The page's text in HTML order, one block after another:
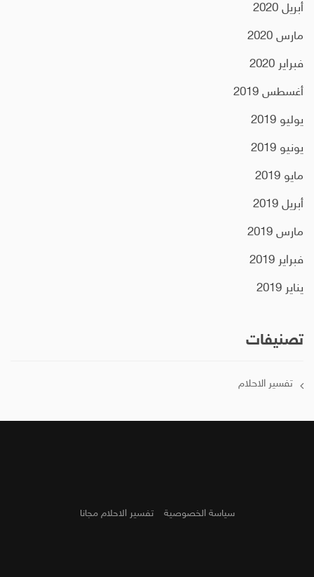
أبريل 2020
مارس 2020
فبراير 2020
أغسطس 2019
يوليو 2019
يونيو 2019
مايو 2019
أبريل 2019
مارس 2019
فبراير 2019
يناير 2019
تصنيفات
تفسير الاحلام
سياسة الخصوصية تفسير الاحلام مجانا